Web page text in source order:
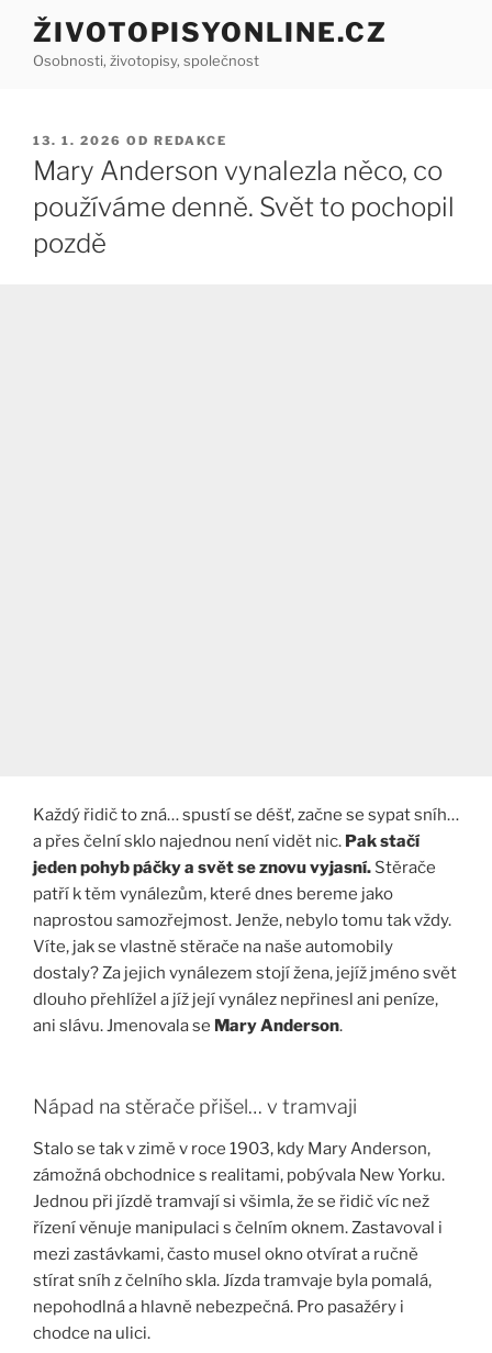
Přejít
obsahu
ŽIVOTOPISYONLINE.CZ
Osobnosti, životopisy, společnost
PUBLIKOVÁNO
13. 1. 2026 OD REDAKCE
Mary Anderson vynalezla něco, co
používáme denně. Svět to pochopil
pozdě
Každý řidič to zná… spustí se déšť, začne se sypat sníh…
a přes čelní sklo najednou není vidět nic. Pak stačí
jeden pohyb páčky a svět se znovu vyjasní. Stěrače
patří k těm vynálezům, které dnes bereme jako
naprostou samozřejmost. Jenže, nebylo tomu tak vždy.
Víte, jak se vlastně stěrače na naše automobily
dostaly? Za jejich vynálezem stojí žena, jejíž jméno svět
dlouho přehlížel a jíž její vynález nepřinesl ani peníze,
ani slávu. Jmenovala se Mary Anderson.
Nápad na stěrače přišel… v tramvaji
Stalo se tak v zimě v roce 1903, kdy Mary Anderson,
zámožná obchodnice s realitami, pobývala New Yorku.
Jednou při jízdě tramvají si všimla, že se řidič víc než
řízení věnuje manipulaci s čelním oknem. Zastavoval i
mezi zastávkami, často musel okno otvírat a ručně
stírat sníh z čelního skla. Jízda tramvaje byla pomalá,
nepohodlná a hlavně nebezpečná. Pro pasažéry i
chodce na ulici.